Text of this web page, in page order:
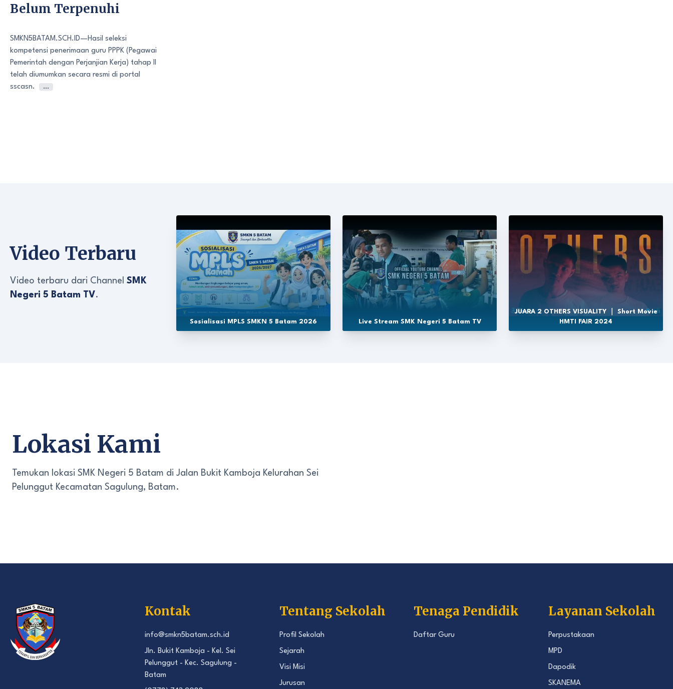
Belum Terpenuhi
SMKN5BATAM.SCH.ID—Hasil seleksi
kompetensi penerimaan guru PPPK (Pegawai
Pemerintah dengan Perjanjian Kerja) tahap II
telah diumumkan secara resmi di portal
sscasn.
…
Video Terbaru
Video terbaru dari Channel SMK
Negeri 5 Batam TV.
Sosialisasi MPLS SMKN 5 Batam 2026 Live Stream SMK Negeri 5 Batam TV
JUARA 2 OTHERS VISUALITY ｜ Short Movie
HMTI FAIR 2024
Lokasi Kami
Temukan lokasi SMK Negeri 5 Batam di Jalan Bukit Kamboja Kelurahan Sei
Pelunggut Kecamatan Sagulung, Batam.
Kontak
info@smkn5batam.sch.id
Jln. Bukit Kamboja - Kel. Sei
Pelunggut - Kec. Sagulung -
Batam
Tentang Sekolah
Profil Sekolah
Sejarah
Visi Misi
Jurusan
Tenaga Pendidik
Daftar Guru
Layanan Sekolah
Perpustakaan
MPD
Dapodik
SKANEMA